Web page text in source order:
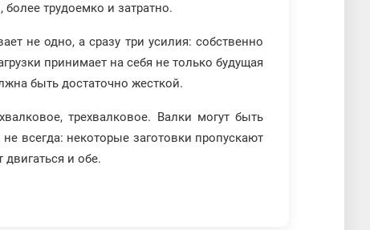
трудоемко и затратно.
не одно, а сразу три усилия: собственно
принимает на себя не только будущая
быть достаточно жесткой.
трехвалковое. Валки могут быть
всегда: некоторые заготовки пропускают
и обе.